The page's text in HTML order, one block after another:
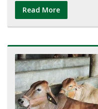
Read More